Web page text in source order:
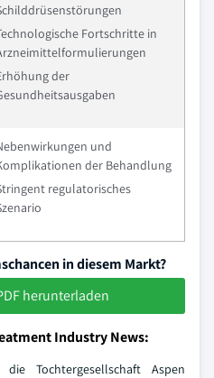
Fortschritte in
der
und
der Behandlung
regulatorisches
in diesem Markt?
herunterladen
Industry News:
Tochtergesellschaft Aspen